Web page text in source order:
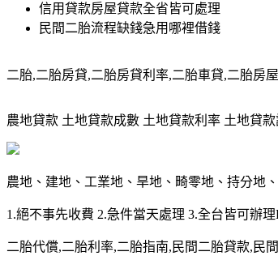
信用貸款房屋貸款全省皆可處理
民間二胎流程缺錢急用哪裡借錢
二胎,二胎房貸,二胎房貸利率,二胎車貸,二胎房
農地貸款 土地貸款成數 土地貸款利率 土地貸
農地、建地、工業地、旱地、畸零地、持分地
1.絕不事先收費 2.急件當天處理 3.全台皆可辦理
二胎代償,二胎利率,二胎指南,民間二胎貸款,民